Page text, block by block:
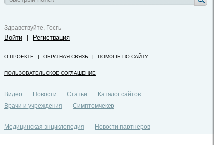
Здравствуйте, Гость
Войти Регистрация
О ПРОЕКТЕ | ОБРАТНАЯ СВЯЗЬ | ПОМОЩЬ ПО САЙТУ
ПОЛЬЗОВАТЕЛЬСКОЕ СОГЛАШЕНИЕ
Видео Новости Статьи
Каталог сайтов
Врачи и учреждения
Симптомчекер
Медицинская энциклопедия
Новости партнеров